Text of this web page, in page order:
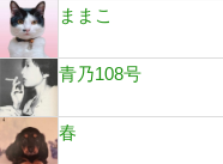
ままこ
青乃108号
春